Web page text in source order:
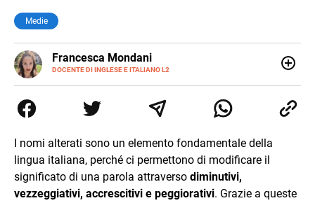
Medie
Francesca Mondani
DOCENTE DI INGLESE E ITALIANO L2
LINKEDIN
INSTAGRAM
secondaria di secondo grado. Mi occupo inoltre di
traduzioni, SEO Onsite e contenuti per il web. Amo i saggi
della sintesi.
I nomi alterati sono un elemento fondamentale della
lingua italiana, perché ci permettono di modificare il
significato di una parola attraverso diminutivi,
vezzeggiativi, accrescitivi e peggiorativi. Grazie a queste